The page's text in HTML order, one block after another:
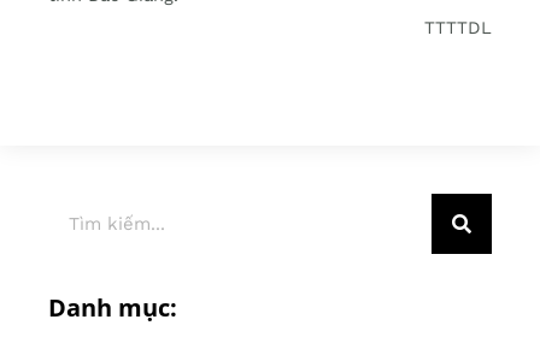
TTTTDL
Danh mục: